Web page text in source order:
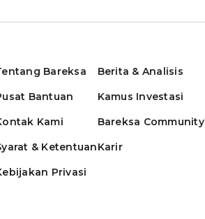
Bareksa
Bantuan
Kami
& Ketentuan
Privasi
Berita & Analisis
Kamus Investasi
Bareksa Community
Karir